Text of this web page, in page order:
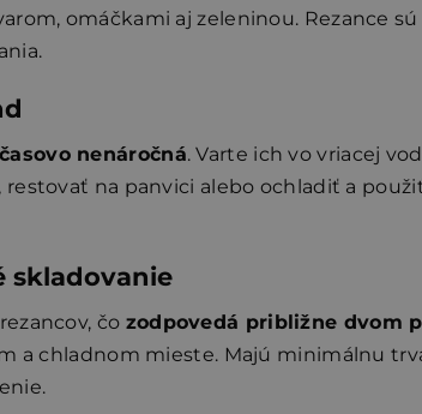
omáčkami aj zeleninou. Rezance
nenáročná. Varte ich vo vriacej
na panvici alebo ochladiť a
skladovanie
čo zodpovedá približne dvom
a chladnom mieste. Majú minimálnu